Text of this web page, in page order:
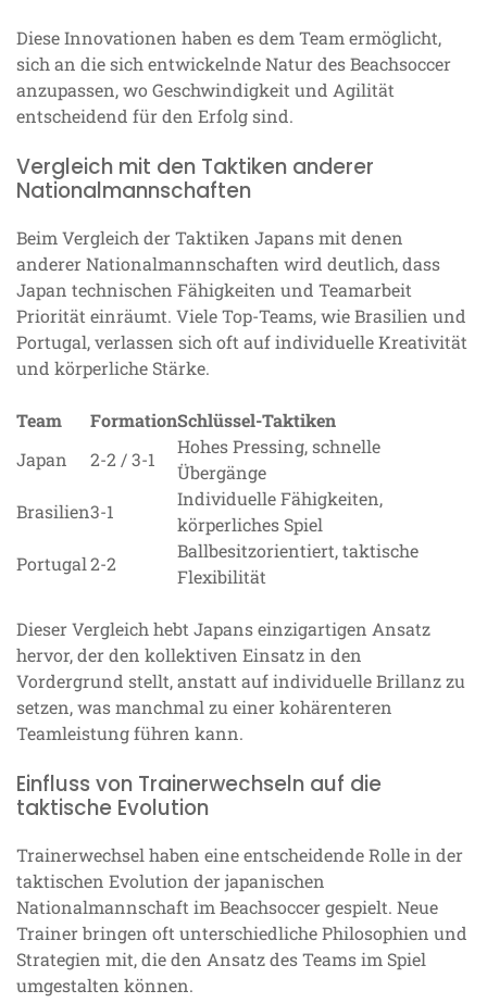
Diese Innovationen haben es dem Team ermöglicht,
sich an die sich entwickelnde Natur des Beachsoccer
anzupassen, wo Geschwindigkeit und Agilität
entscheidend für den Erfolg sind.
Vergleich mit den Taktiken anderer
Nationalmannschaften
Beim Vergleich der Taktiken Japans mit denen
anderer Nationalmannschaften wird deutlich, dass
Japan technischen Fähigkeiten und Teamarbeit
Priorität einräumt. Viele Top-Teams, wie Brasilien und
Portugal, verlassen sich oft auf individuelle Kreativität
und körperliche Stärke.
Team FormationSchlüssel-Taktiken
Japan
2-2 / 3-1
Hohes Pressing, schnelle
Übergänge
Brasilien3-1
Individuelle Fähigkeiten,
körperliches Spiel
Portugal2-2
Ballbesitzorientiert, taktische
Flexibilität
Dieser Vergleich hebt Japans einzigartigen Ansatz
hervor, der den kollektiven Einsatz in den
Vordergrund stellt, anstatt auf individuelle Brillanz zu
setzen, was manchmal zu einer kohärenteren
Teamleistung führen kann.
Einfluss von Trainerwechseln auf die
taktische Evolution
Trainerwechsel haben eine entscheidende Rolle in der
taktischen Evolution der japanischen
Nationalmannschaft im Beachsoccer gespielt. Neue
Trainer bringen oft unterschiedliche Philosophien und
Strategien mit, die den Ansatz des Teams im Spiel
umgestalten können.